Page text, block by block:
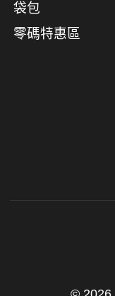
袋包
零碼特惠區